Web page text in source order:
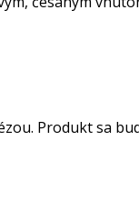
Produkt sa